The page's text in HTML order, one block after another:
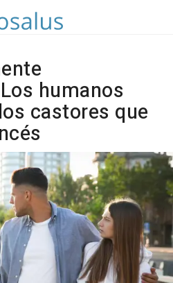
humanos
castores que